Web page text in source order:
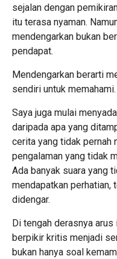
sejalan dengan
itu terasa nyaman.
mendengarkan bukan
pendapat.
Mendengarkan berarti
sendiri untuk memahami.
Saya juga mulai
daripada apa yang
cerita yang tidak pernah
pengalaman yang tidak
Ada banyak suara yang
mendapatkan perhatian,
didengar.
Di tengah derasnya
berpikir kritis menjadi
bukan hanya soal